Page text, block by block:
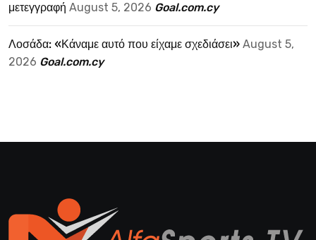
μετεγγραφή August 5, 2026 Goal.com.cy
Λοσάδα: «Κάναμε αυτό που είχαμε σχεδιάσει» August 5,
2026 Goal.com.cy